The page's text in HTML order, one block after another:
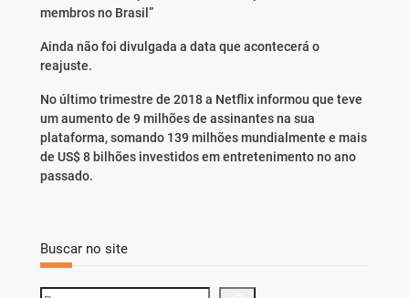
membros no Brasil”
Ainda não foi divulgada a data que acontecerá o
reajuste.
No último trimestre de 2018 a Netflix informou que teve
um aumento de 9 milhões de assinantes na sua
plataforma, somando 139 milhões mundialmente e mais
de US$ 8 bilhões investidos em entretenimento no ano
passado.
Buscar no site